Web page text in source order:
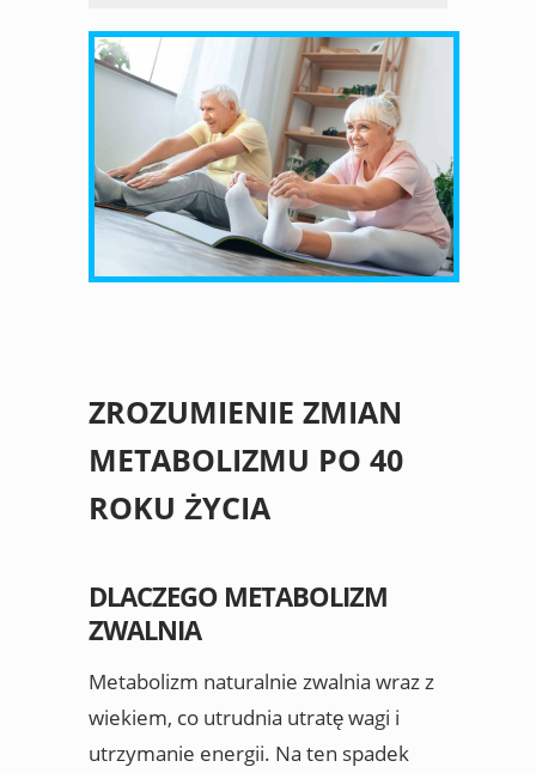
ZROZUMIENIE ZMIAN
METABOLIZMU PO 40
ROKU ŻYCIA
DLACZEGO METABOLIZM
ZWALNIA
Metabolizm naturalnie zwalnia wraz z
wiekiem, co utrudnia utratę wagi i
utrzymanie energii. Na ten spadek